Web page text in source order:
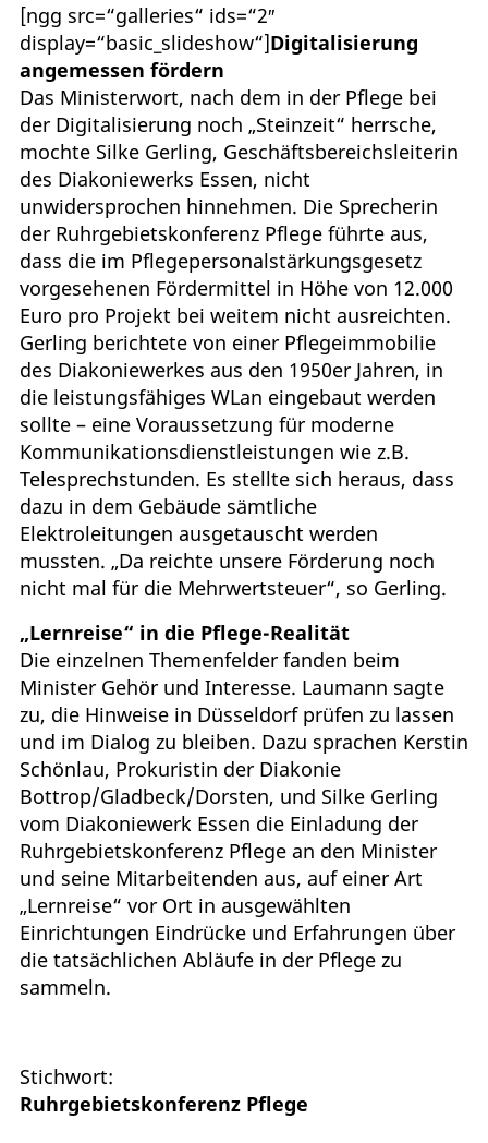
[ngg src=“galleries“ ids=“2″
display=“basic_slideshow“]Digitalisierung
angemessen fördern
Das Ministerwort, nach dem in der Pflege bei
der Digitalisierung noch „Steinzeit“ herrsche,
mochte Silke Gerling, Geschäftsbereichsleiterin
des Diakoniewerks Essen, nicht
unwidersprochen hinnehmen. Die Sprecherin
der Ruhrgebietskonferenz Pflege führte aus,
dass die im Pflegepersonalstärkungsgesetz
vorgesehenen Fördermittel in Höhe von 12.000
Euro pro Projekt bei weitem nicht ausreichten.
Gerling berichtete von einer Pflegeimmobilie
des Diakoniewerkes aus den 1950er Jahren, in
die leistungsfähiges WLan eingebaut werden
sollte – eine Voraussetzung für moderne
Kommunikationsdienstleistungen wie z.B.
Telesprechstunden. Es stellte sich heraus, dass
dazu in dem Gebäude sämtliche
Elektroleitungen ausgetauscht werden
mussten. „Da reichte unsere Förderung noch
nicht mal für die Mehrwertsteuer“, so Gerling.
„Lernreise“ in die Pflege-Realität
Die einzelnen Themenfelder fanden beim
Minister Gehör und Interesse. Laumann sagte
zu, die Hinweise in Düsseldorf prüfen zu lassen
und im Dialog zu bleiben. Dazu sprachen Kerstin
Schönlau, Prokuristin der Diakonie
Bottrop/Gladbeck/Dorsten, und Silke Gerling
vom Diakoniewerk Essen die Einladung der
Ruhrgebietskonferenz Pflege an den Minister
und seine Mitarbeitenden aus, auf einer Art
„Lernreise“ vor Ort in ausgewählten
Einrichtungen Eindrücke und Erfahrungen über
die tatsächlichen Abläufe in der Pflege zu
sammeln.
Stichwort:
Ruhrgebietskonferenz Pflege